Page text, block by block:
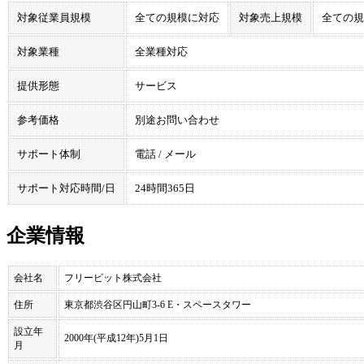
対象従業員規模 全ての規模に対応 対象売上規模 全ての
対象業種 全業種対応
提供形態 サービス
参考価格 別途お問い合わせ
サポート体制 電話 / メール
サポート対応時間/日 24時間365日
企業情報
会社名 フリービット株式会社
住所 東京都渋谷区円山町3-6 E・スペースタワー
設立年
月
2000年(平成12年)5月1日